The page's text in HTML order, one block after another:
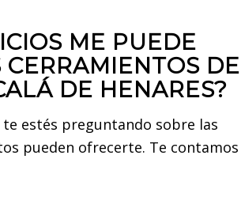
ME PUEDE
DE
DE HENARES?
estés preguntando sobre las
pueden ofrecerte. Te contamos